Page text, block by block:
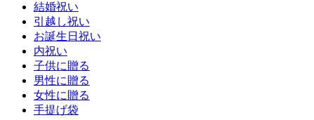
結婚祝い
引越し祝い
お誕生日祝い
内祝い
子供に贈る
男性に贈る
女性に贈る
手提げ袋